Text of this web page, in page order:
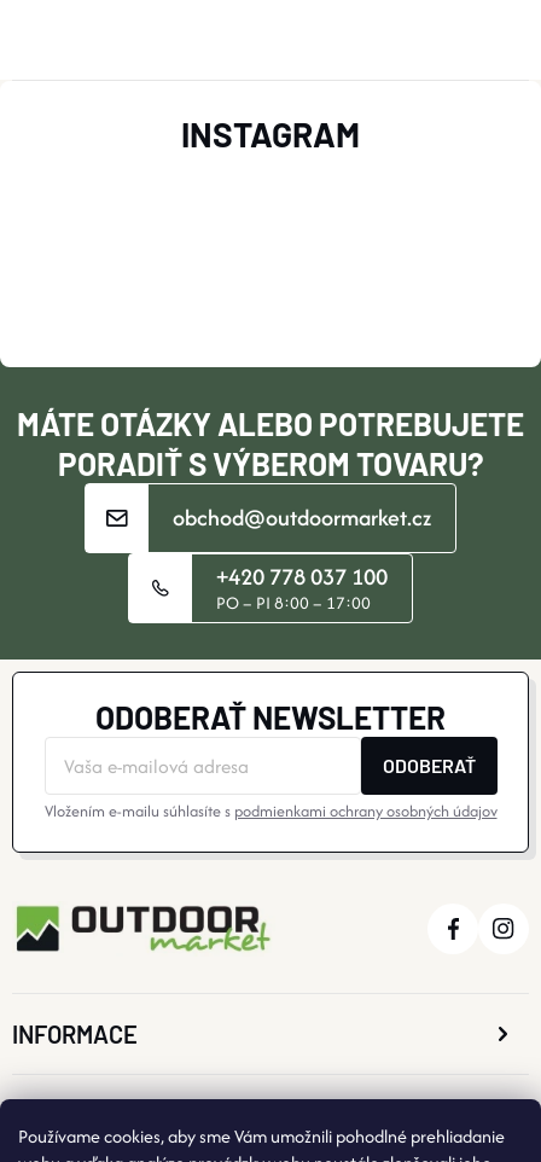
Používame cookies, aby sme Vám umožnili pohodlné prehliadanie
V
I
S
T
MÁTE OTÁZKY ALEBO POTREBUJETE
PORADIŤ S VÝBEROM TOVARU?
obchod@outdoormarket.cz
+420 778 037 100
PO – PI 8:00 – 17:00
INSTAGRAM
ODOBERAŤ NEWSLETTER
ODOBERAŤ
Vložením e-mailu súhlasíte s podmienkami ochrany osobných údajov
INFORMACE